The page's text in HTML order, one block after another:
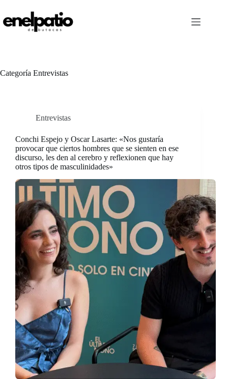
contenido
Categoría Entrevistas
Entrevistas
Conchi Espejo y Oscar Lasarte: «Nos gustaría
provocar que ciertos hombres que se sienten en ese
discurso, les den al cerebro y reflexionen que hay
otros tipos de masculinidades»